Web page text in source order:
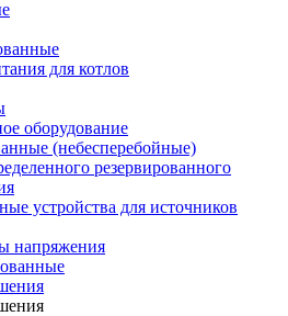
для котлов
оборудование
(небесперебойные)
резервированного
устройства для источников
напряжения